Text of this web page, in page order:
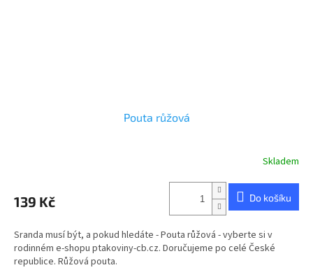
Pouta růžová
Skladem
139 Kč Do košíku
Sranda musí být, a pokud hledáte - Pouta růžová - vyberte si v
rodinném e-shopu ptakoviny-cb.cz. Doručujeme po celé České
republice. Růžová pouta.